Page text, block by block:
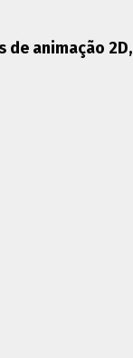
animação 2D,